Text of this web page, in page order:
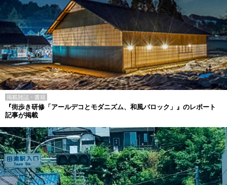
掲載雑誌・書籍
『街歩き研修「アールデコとモダニズム、和風バロック」』のレポート
記事が掲載